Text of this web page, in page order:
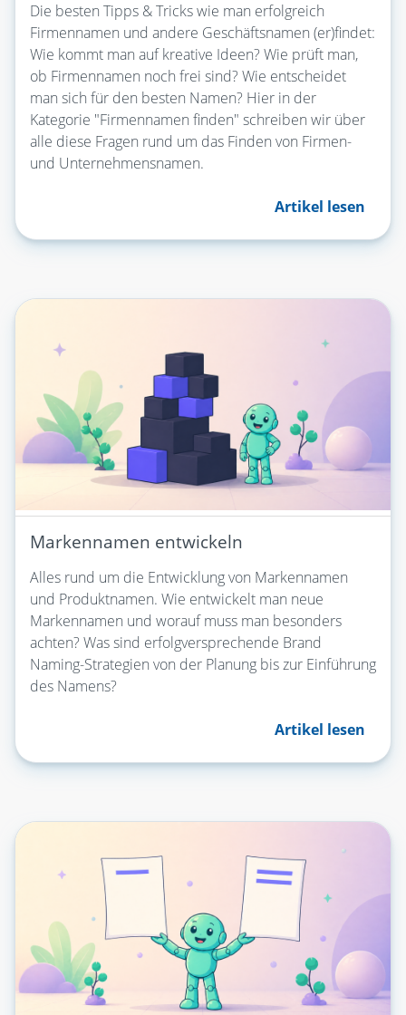
Die besten Tipps & Tricks wie man erfolgreich
Firmennamen und andere Geschäftsnamen (er)findet:
Wie kommt man auf kreative Ideen? Wie prüft man,
ob Firmennamen noch frei sind? Wie entscheidet
man sich für den besten Namen? Hier in der
Kategorie "Firmennamen finden" schreiben wir über
alle diese Fragen rund um das Finden von Firmen-
und Unternehmensnamen.
Artikel lesen
Markennamen entwickeln
Alles rund um die Entwicklung von Markennamen
und Produktnamen. Wie entwickelt man neue
Markennamen und worauf muss man besonders
achten? Was sind erfolgversprechende Brand
Naming-Strategien von der Planung bis zur Einführung
des Namens?
Artikel lesen